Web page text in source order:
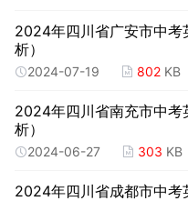
2024年四川省广安市中考
析）
2024-07-19 802 KB
2024年四川省南充市中考
析）
2024-06-27 303 KB
2024年四川省成都市中考